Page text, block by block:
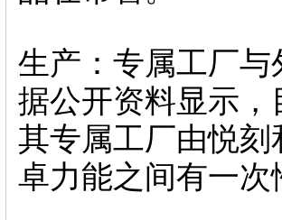
生产：专属工厂
据公开资料显示
其专属工厂由悦
卓力能之间有一